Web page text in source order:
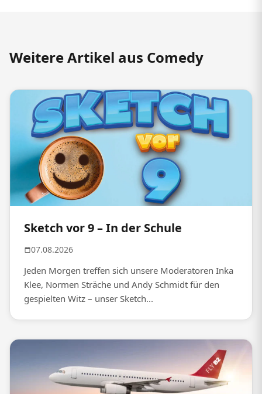
Weitere Artikel aus Comedy
Sketch vor 9 – In der Schule
07.08.2026
Jeden Morgen treffen sich unsere Moderatoren Inka
Klee, Normen Sträche und Andy Schmidt für den
gespielten Witz – unser Sketch...